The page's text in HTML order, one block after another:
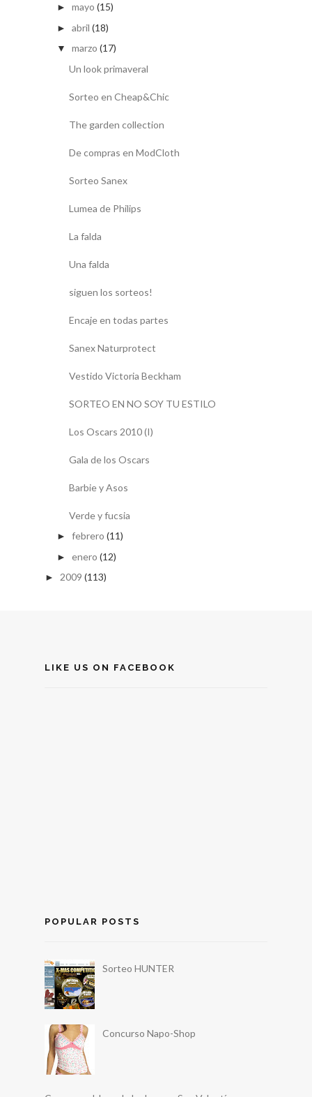
► mayo (15)
► abril (18)
▼ marzo (17)
Un look primaveral
Sorteo en Cheap&Chic
The garden collection
De compras en ModCloth
Sorteo Sanex
Lumea de Philips
La falda
Una falda
siguen los sorteos!
Encaje en todas partes
Sanex Naturprotect
Vestido Victoria Beckham
SORTEO EN NO SOY TU ESTILO
Los Oscars 2010 (I)
Gala de los Oscars
Barbie y Asos
Verde y fucsia
► febrero (11)
► enero (12)
► 2009 (113)
LIKE US ON FACEBOOK
POPULAR POSTS
Sorteo HUNTER
Concurso Napo-Shop